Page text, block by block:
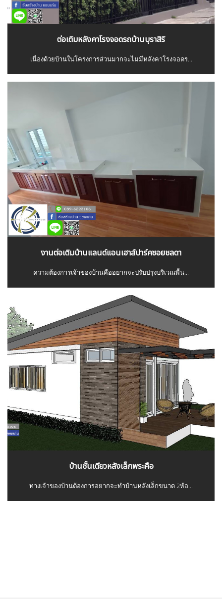
ต่อเติมหลังคาโรงจอดรถบ้านบุราสิริ
เนื่องด้วยบ้านในโครงการส่วนมากจะไม่มีหลังคาโรงจอดร...
งานต่อเติมบ้านแลนด์แอนเฮาส์ปาร์คซอยชลดา
ความต้องการเจ้าของบ้านคืออยากจะปรับปรุงบริเวณพื้น...
บ้านชั้นเดียวหลังเล็กพระคือ
ทางเจ้าของบ้านต้องการอยากจะทำบ้านหลังเล็กขนาด 2ห้อ...